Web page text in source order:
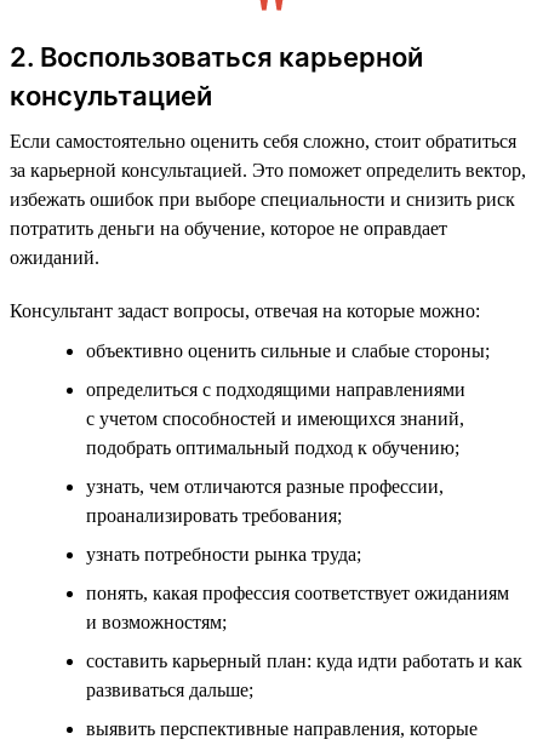
2. Воспользоваться карьерной
консультацией
Если самостоятельно оценить себя сложно, стоит обратиться
за карьерной консультацией. Это поможет определить вектор,
избежать ошибок при выборе специальности и снизить риск
потратить деньги на обучение, которое не оправдает
ожиданий.
Консультант задаст вопросы, отвечая на которые можно:
объективно оценить сильные и слабые стороны;
определиться с подходящими направлениями
с учетом способностей и имеющихся знаний,
подобрать оптимальный подход к обучению;
узнать, чем отличаются разные профессии,
проанализировать требования;
узнать потребности рынка труда;
понять, какая профессия соответствует ожиданиям
и возможностям;
составить карьерный план: куда идти работать и как
развиваться дальше;
выявить перспективные направления, которые